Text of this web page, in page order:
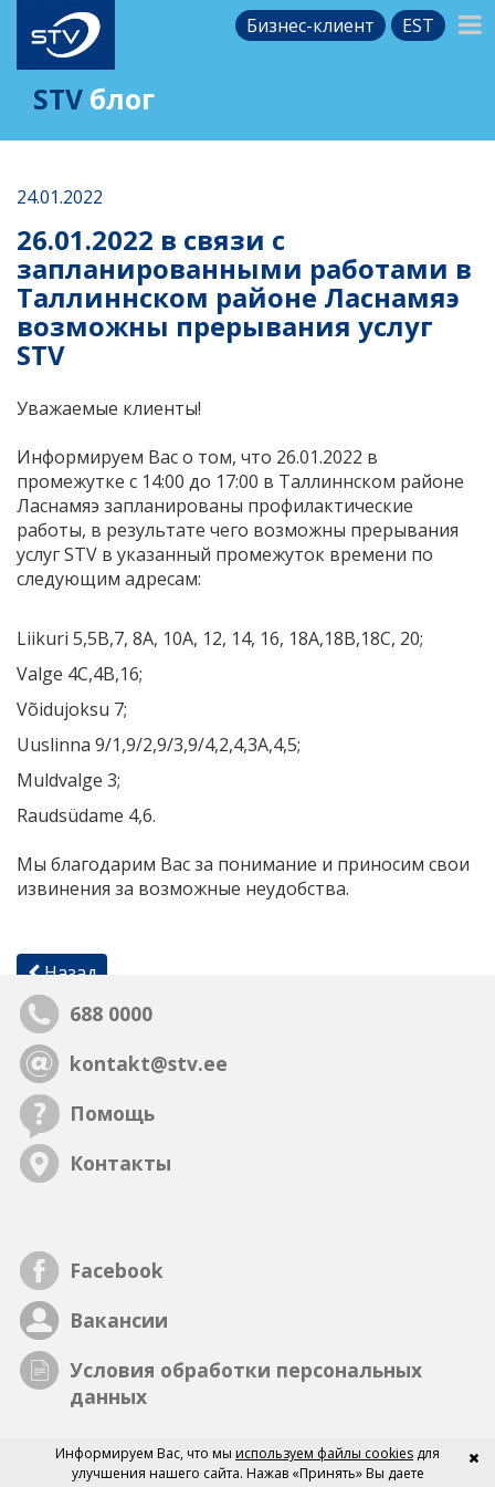
Бизнес-клиент EST
STV блог
24.01.2022
26.01.2022 в связи с
запланированными работами в
Таллиннском районе Ласнамяэ
возможны прерывания услуг
STV
Уважаемые клиенты!
Информируем Вас о том, что 26.01.2022 в
промежутке с 14:00 до 17:00 в Таллиннском районе
Ласнамяэ запланированы профилактические
работы, в результате чего возможны прерывания
услуг STV в указанный промежуток времени по
следующим адресам:
Liikuri 5,5B,7, 8A, 10A, 12, 14, 16, 18A,18B,18C, 20;
Valge 4C,4B,16;
Võidujoksu 7;
Uuslinna 9/1,9/2,9/3,9/4,2,4,3A,4,5;
Muldvalge 3;
Raudsüdame 4,6.
Мы благодарим Вас за понимание и приносим свои
извинения за возможные неудобства.
Назад
688 0000
kontakt@stv.ee
Помощь
Контакты
Facebook
Вакансии
Условия обработки персональных
данных
Информируем Вас, что мы используем файлы cookies для
улучшения нашего сайта. Нажав «Принять» Вы даете